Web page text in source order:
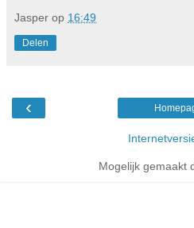
Jasper op 16:49
Delen
‹
Mogelijk gemaakt